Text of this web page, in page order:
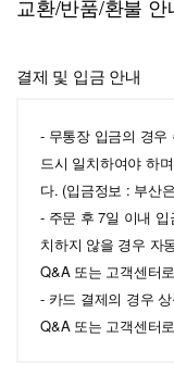
교환/반품/환불 안
결제 및 입금 안내
- 무통장 입금의 경
드시 일치하여야 하
다. (입금정보 : 부산
- 주문 후 7일 이내
치하지 않을 경우 자
Q&A 또는 고객센터
- 카드 결제의 경우
Q&A 또는 고객센터